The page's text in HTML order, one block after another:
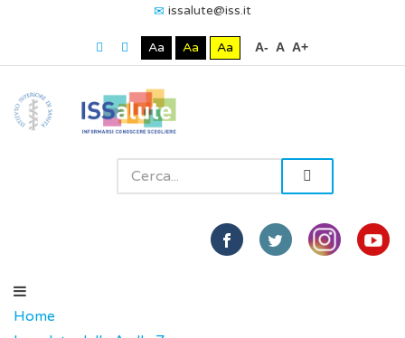
issalute@iss.it
Aa Aa Aa A- A A+
Home